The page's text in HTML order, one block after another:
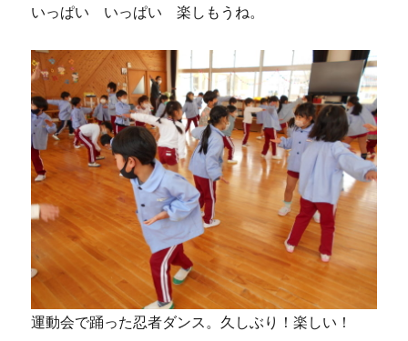
いっぱい いっぱい 楽しもうね。
運動会で踊った忍者ダンス。久しぶり！楽しい！